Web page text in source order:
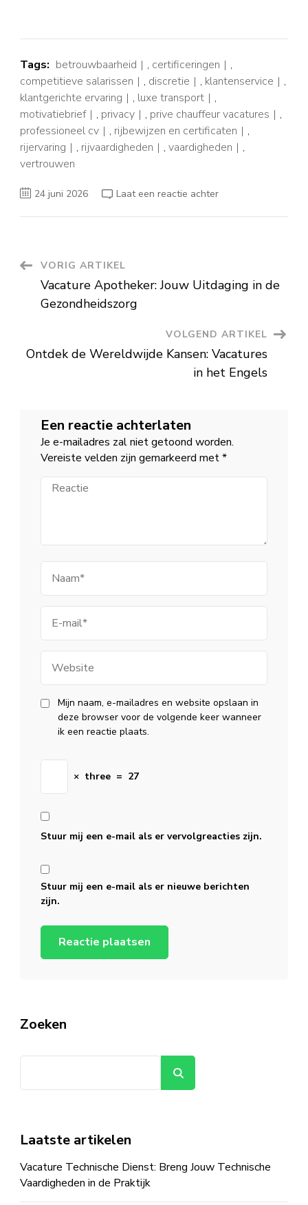
Tags: betrouwbaarheid , certificeringen
,
competitieve salarissen
, discretie , klantenservice
,
klantgerichte ervaring
, luxe transport
,
motivatiebrief
, privacy , prive chauffeur vacatures
,
professioneel cv
, rijbewijzen en certificaten
,
rijervaring
, rijvaardigheden , vaardigheden
,
vertrouwen
24 juni 2026 Laat een reactie achterop
van
Luxe
Berichtnavigatie
VORIG ARTIKEL
Vacature Apotheker: Jouw Uitdaging in de
Gezondheidszorg
VOLGEND ARTIKEL
Ontdek de Wereldwijde Kansen: Vacatures
in het Engels
Een reactie achterlaten
Je e-mailadres zal niet getoond worden.
Vereiste velden zijn gemarkeerd met*
Reactie
mail
Mijn naam, e-mailadres en website opslaan in
deze browser voor de volgende keer wanneer
ik een reactie plaats.
× three = 27
Stuur mij een e-mail als er vervolgreacties zijn.
Stuur mij een e-mail als er nieuwe berichten
zijn.
Zoeken
Laatste artikelen
Vacature Technische Dienst: Breng Jouw Technische
Vaardigheden in de Praktijk